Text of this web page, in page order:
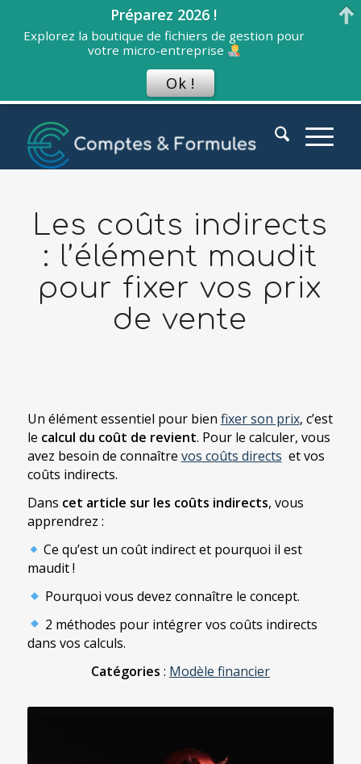
Les coûts indirects
: l’élément maudit
pour fixer vos prix
de vente
Un élément essentiel pour bien fixer son prix, c’est
le calcul du coût de revient. Pour le calculer, vous
avez besoin de connaître vos coûts directs et vos
coûts indirects.
Dans cet article sur les coûts indirects, vous
apprendrez :
Ce qu’est un coût indirect et pourquoi il est
maudit !
Pourquoi vous devez connaître le concept.
2 méthodes pour intégrer vos coûts indirects
dans vos calculs.
Catégories : Modèle financier
Préparez 2026 !
Explorez la boutique de fichiers de gestion pour
votre micro-entreprise
Ok !